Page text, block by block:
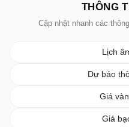
THÔNG
Cập nhật nhanh các
Lịch
Dự báo
Giá
Giá